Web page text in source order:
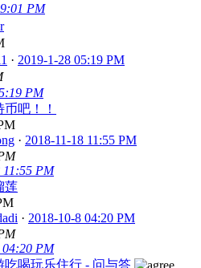
PM
· 2019-1-28 05:19 PM
PM
吧！！
· 2018-11-18 11:55 PM
11:55 PM
莲
· 2018-10-8 04:20 PM
04:20 PM
吃喝玩乐住行 - 问与答